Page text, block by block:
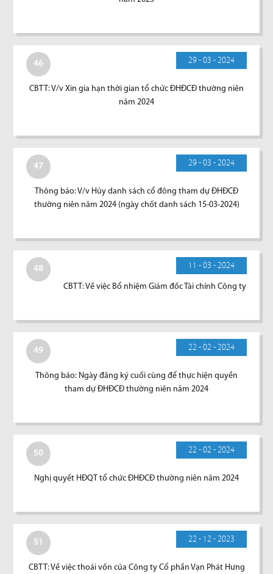
46 29 - 03 - 2024
CBTT: V/v Xin gia hạn thời gian tổ chức ĐHĐCĐ thường niên
năm 2024
47 29 - 03 - 2024
Thông báo: V/v Hủy danh sách cổ đông tham dự ĐHĐCĐ
thường niên năm 2024 (ngày chốt danh sách 15-03-2024)
48 11 - 03 - 2024
CBTT: Về việc Bổ nhiệm Giám đốc Tài chính Công ty
49 22 - 02 - 2024
Thông báo: Ngày đăng ký cuối cùng để thực hiện quyền
tham dự ĐHĐCĐ thường niên năm 2024
50 22 - 02 - 2024
Nghị quyết HĐQT tổ chức ĐHĐCĐ thường niên năm 2024
51 22 - 12 - 2023
CBTT: Về việc thoái vốn của Công ty Cổ phần Vạn Phát Hưng